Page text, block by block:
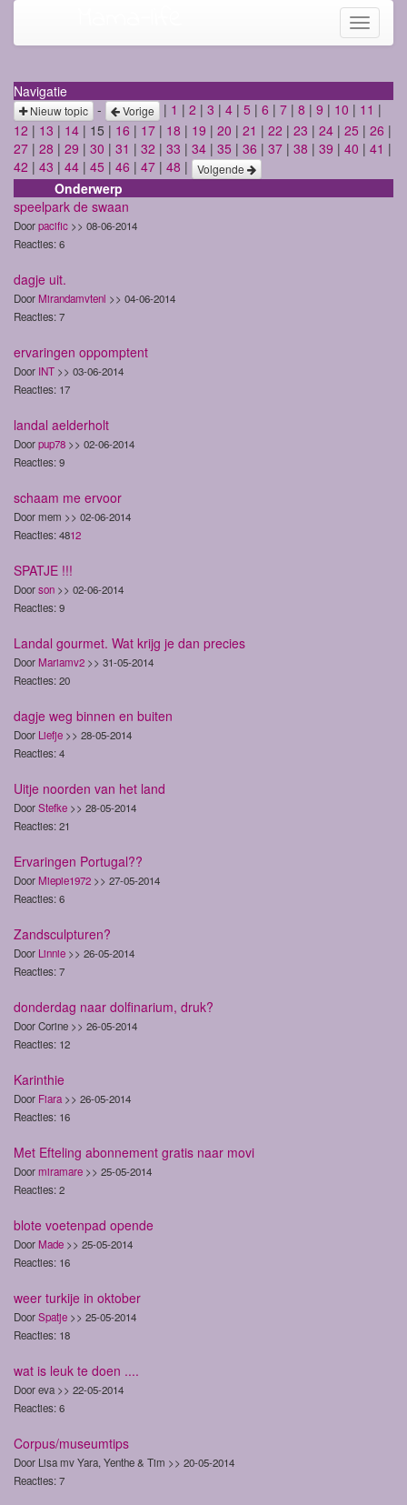
Toggle
Navigatie
Nieuw topic - Vorige | 1 | 2 | 3 | 4 | 5 | 6 | 7 | 8 | 9 | 10 | 11 |
12 | 13 | 14 | 15 | 16 | 17 | 18 | 19 | 20 | 21 | 22 | 23 | 24 | 25 | 26 |
27 | 28 | 29 | 30 | 31 | 32 | 33 | 34 | 35 | 36 | 37 | 38 | 39 | 40 | 41 |
42 | 43 | 44 | 45 | 46 | 47 | 48 | Volgende
Onderwerp
speelpark de swaan
Doorpacific >> 08-06-2014
Reacties: 6
dagje uit.
DoorMirandamvtenl >> 04-06-2014
Reacties: 7
ervaringen oppomptent
Door INT >> 03-06-2014
Reacties: 17
landal aelderholt
Doorpup78 >> 02-06-2014
Reacties: 9
schaam me ervoor
Door mem >> 02-06-2014
Reacties: 4812
SPATJE !!!
Doorson >> 02-06-2014
Reacties: 9
Landal gourmet. Wat krijg je dan precies
DoorMariamv2 >> 31-05-2014
Reacties: 20
dagje weg binnen en buiten
Door Liefje >> 28-05-2014
Reacties: 4
Uitje noorden van het land
DoorStefke >> 28-05-2014
Reacties: 21
Ervaringen Portugal??
DoorMiepie1972 >> 27-05-2014
Reacties: 6
Zandsculpturen?
Door Linnie >> 26-05-2014
Reacties: 7
donderdag naar dolfinarium, druk?
Door Corine >> 26-05-2014
Reacties: 12
Karinthie
Door Fiara >> 26-05-2014
Reacties: 16
Met Efteling abonnement gratis naar movi
Doormiramare >> 25-05-2014
Reacties: 2
blote voetenpad opende
DoorMade >> 25-05-2014
Reacties: 16
weer turkije in oktober
DoorSpatje >> 25-05-2014
Reacties: 18
wat is leuk te doen ....
Door eva >> 22-05-2014
Reacties: 6
Corpus/museumtips
Door Lisa mv Yara, Yenthe & Tim >> 20-05-2014
Reacties: 7